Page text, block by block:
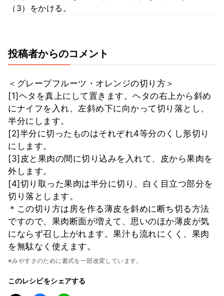
（3）をかける。
投稿者からのコメント
＜グレープフルーツ・オレンジの切り方＞
[1]ヘタを真上にして置きます。ヘタの右上から斜め
にナイフを入れ、左斜め下に向かって切り落とし、
半分にします。
[2]半分に切ったものはそれぞれ4等分のくし形切り
にします。
[3]皮と果肉の間に切り込みを入れて、皮から果肉を
外します。
[4]切り取った果肉は半分に切り、白く目立つ部分を
切り落とします。
＊この切り方は房を作る薄皮を斜めに断ち切る方法
ですので、果肉断面が増えて、思いのほか薄皮が気
にならず召し上がれます。果汁も流れにくく、果肉
を無駄なく使えます。
※みやすさのために書式を一部改変しています。
このレシピをシェアする